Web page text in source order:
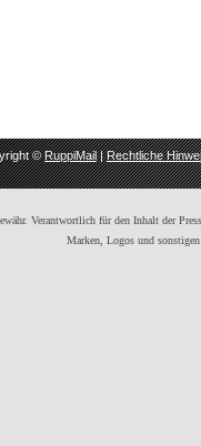
©RuppiMail|Rechtliche
Verantwortlich für den Inhalt der
Marken, Logos und